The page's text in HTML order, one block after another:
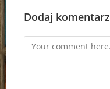
Dodaj komentarz
Comment